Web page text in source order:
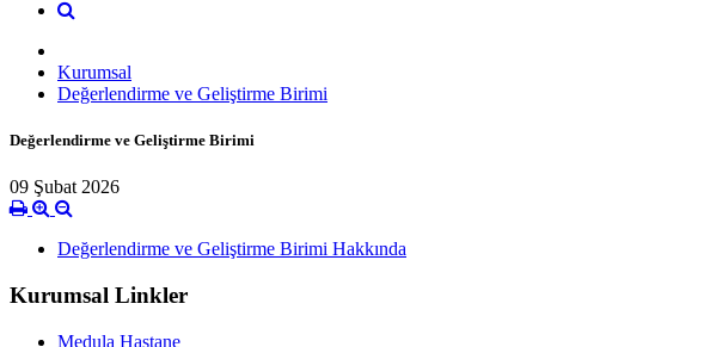
Kurumsal
Değerlendirme ve Geliştirme Birimi
Değerlendirme ve Geliştirme Birimi
09 Şubat 2026
Değerlendirme ve Geliştirme Birimi Hakkında
Kurumsal Linkler
Medula Hastane